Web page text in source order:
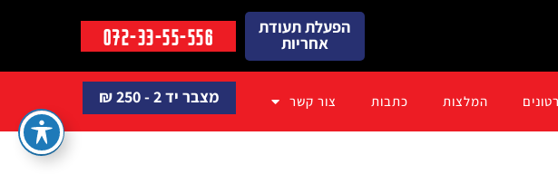
הפעלת תעודת
אחריות 072-33-55-556
המלצות כתבות צור קשר מצבר יד 2 - 250 ₪